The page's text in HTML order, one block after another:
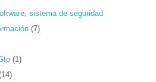
sistema de seguridad
(7)
(1)